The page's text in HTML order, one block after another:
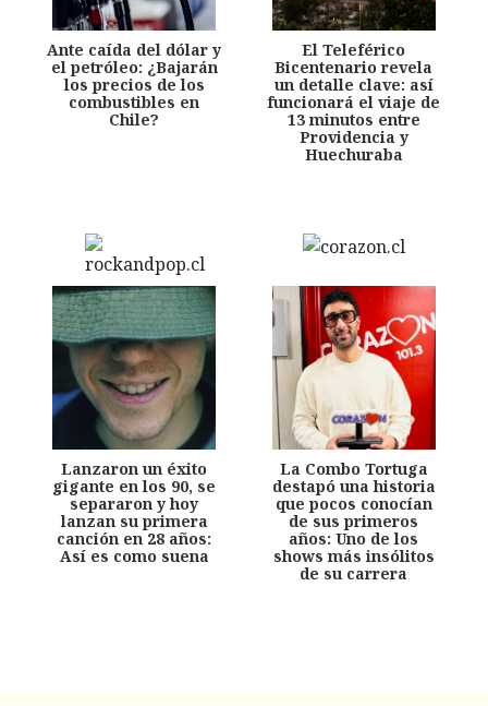
Ante caída del dólar y
el petróleo: ¿Bajarán
los precios de los
combustibles en
Chile?
El Teleférico
Bicentenario revela
un detalle clave: así
funcionará el viaje de
13 minutos entre
Providencia y
Huechuraba
Lanzaron un éxito
gigante en los 90, se
separaron y hoy
lanzan su primera
canción en 28 años:
Así es como suena
La Combo Tortuga
destapó una historia
que pocos conocían
de sus primeros
años: Uno de los
shows más insólitos
de su carrera